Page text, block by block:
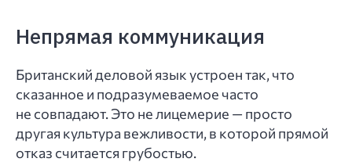
Непрямая коммуникация
Британский деловой язык устроен так, что
сказанное и подразумеваемое часто
не совпадают. Это не лицемерие — просто
другая культура вежливости, в которой прямой
отказ считается грубостью.